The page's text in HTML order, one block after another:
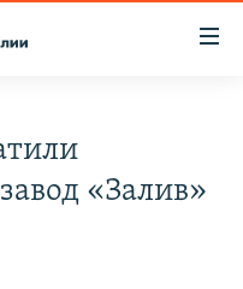
«Залив»